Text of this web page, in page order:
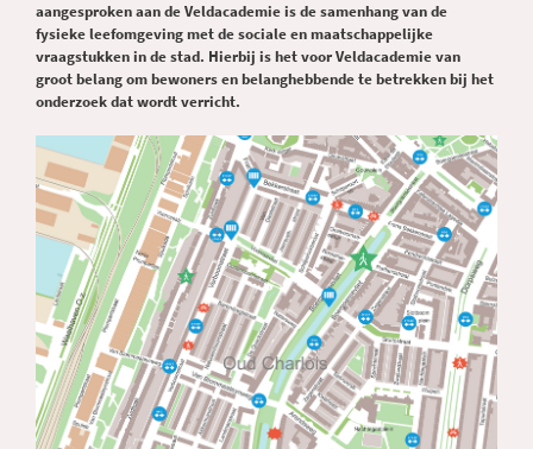
aangesproken aan de Veldacademie is de samenhang van de
fysieke leefomgeving met de sociale en maatschappelijke
vraagstukken in de stad. Hierbij is het voor Veldacademie van
groot belang om bewoners en belanghebbende te betrekken bij het
onderzoek dat wordt verricht.